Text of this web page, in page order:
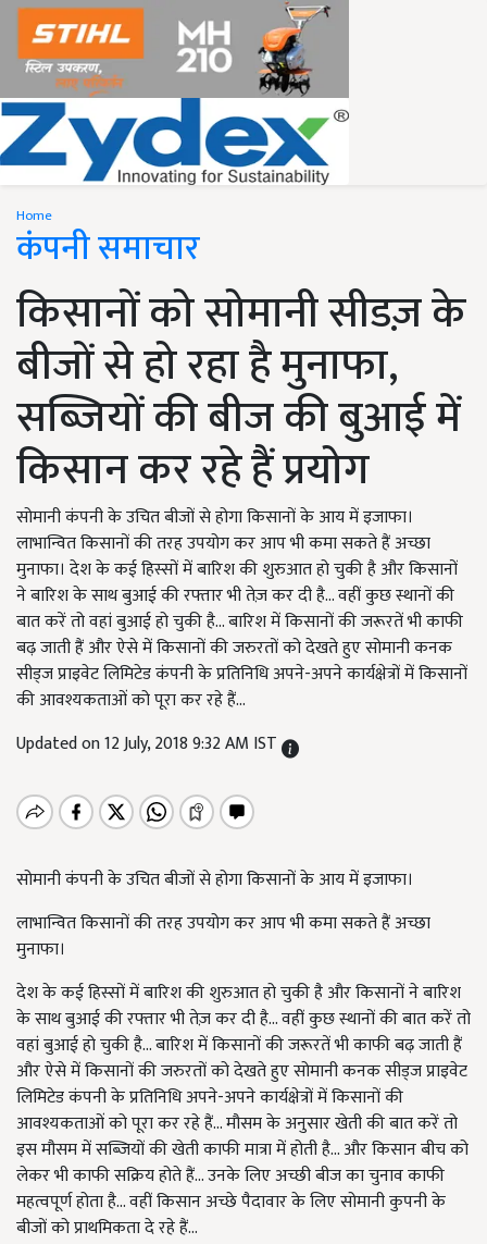
Home
कंपनी समाचार
किसानों को सोमानी सीडज़ के
बीजों से हो रहा है मुनाफा,
सब्जियों की बीज की बुआई में
किसान कर रहे हैं प्रयोग
सोमानी कंपनी के उचित बीजों से होगा किसानों के आय में इजाफा।
लाभान्वित किसानों की तरह उपयोग कर आप भी कमा सकते हैं अच्छा
मुनाफा। देश के कई हिस्सों में बारिश की शुरुआत हो चुकी है और किसानों
ने बारिश के साथ बुआई की रफ्तार भी तेज़ कर दी है... वहीं कुछ स्थानों की
बात करें तो वहां बुआई हो चुकी है... बारिश में किसानों की जरूरतें भी काफी
बढ़ जाती हैं और ऐसे में किसानों की जरुरतों को देखते हुए सोमानी कनक
सीड्ज प्राइवेट लिमिटेड कंपनी के प्रतिनिधि अपने-अपने कार्यक्षेत्रों में किसानों
की आवश्यकताओं को पूरा कर रहे हैं...
Updated on 12 July, 2018 9:32 AM IST
सोमानी कंपनी के उचित बीजों से होगा किसानों के आय में इजाफा।
लाभान्वित किसानों की तरह उपयोग कर आप भी कमा सकते हैं अच्छा
मुनाफा।
देश के कई हिस्सों में बारिश की शुरुआत हो चुकी है और किसानों ने बारिश
के साथ बुआई की रफ्तार भी तेज़ कर दी है... वहीं कुछ स्थानों की बात करें तो
वहां बुआई हो चुकी है... बारिश में किसानों की जरूरतें भी काफी बढ़ जाती हैं
और ऐसे में किसानों की जरुरतों को देखते हुए सोमानी कनक सीड्ज प्राइवेट
लिमिटेड कंपनी के प्रतिनिधि अपने-अपने कार्यक्षेत्रों में किसानों की
आवश्यकताओं को पूरा कर रहे हैं... मौसम के अनुसार खेती की बात करें तो
इस मौसम में सब्जियों की खेती काफी मात्रा में होती है... और किसान बीच को
लेकर भी काफी सक्रिय होते हैं... उनके लिए अच्छी बीज का चुनाव काफी
महत्वपूर्ण होता है... वहीं किसान अच्छे पैदावार के लिए सोमानी कुपनी के
बीजों को प्राथमिकता दे रहे हैं...